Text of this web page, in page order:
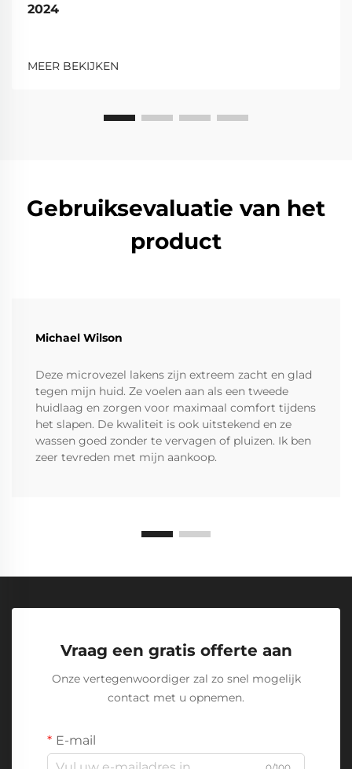
2024
MEER BEKIJKEN
Gebruiksevaluatie van het
product
Michael Wilson
Deze microvezel lakens zijn extreem zacht en glad
tegen mijn huid. Ze voelen aan als een tweede
huidlaag en zorgen voor maximaal comfort tijdens
het slapen. De kwaliteit is ook uitstekend en ze
wassen goed zonder te vervagen of pluizen. Ik ben
zeer tevreden met mijn aankoop.
Vraag een gratis offerte aan
Onze vertegenwoordiger zal zo snel mogelijk
contact met u opnemen.
E-mail